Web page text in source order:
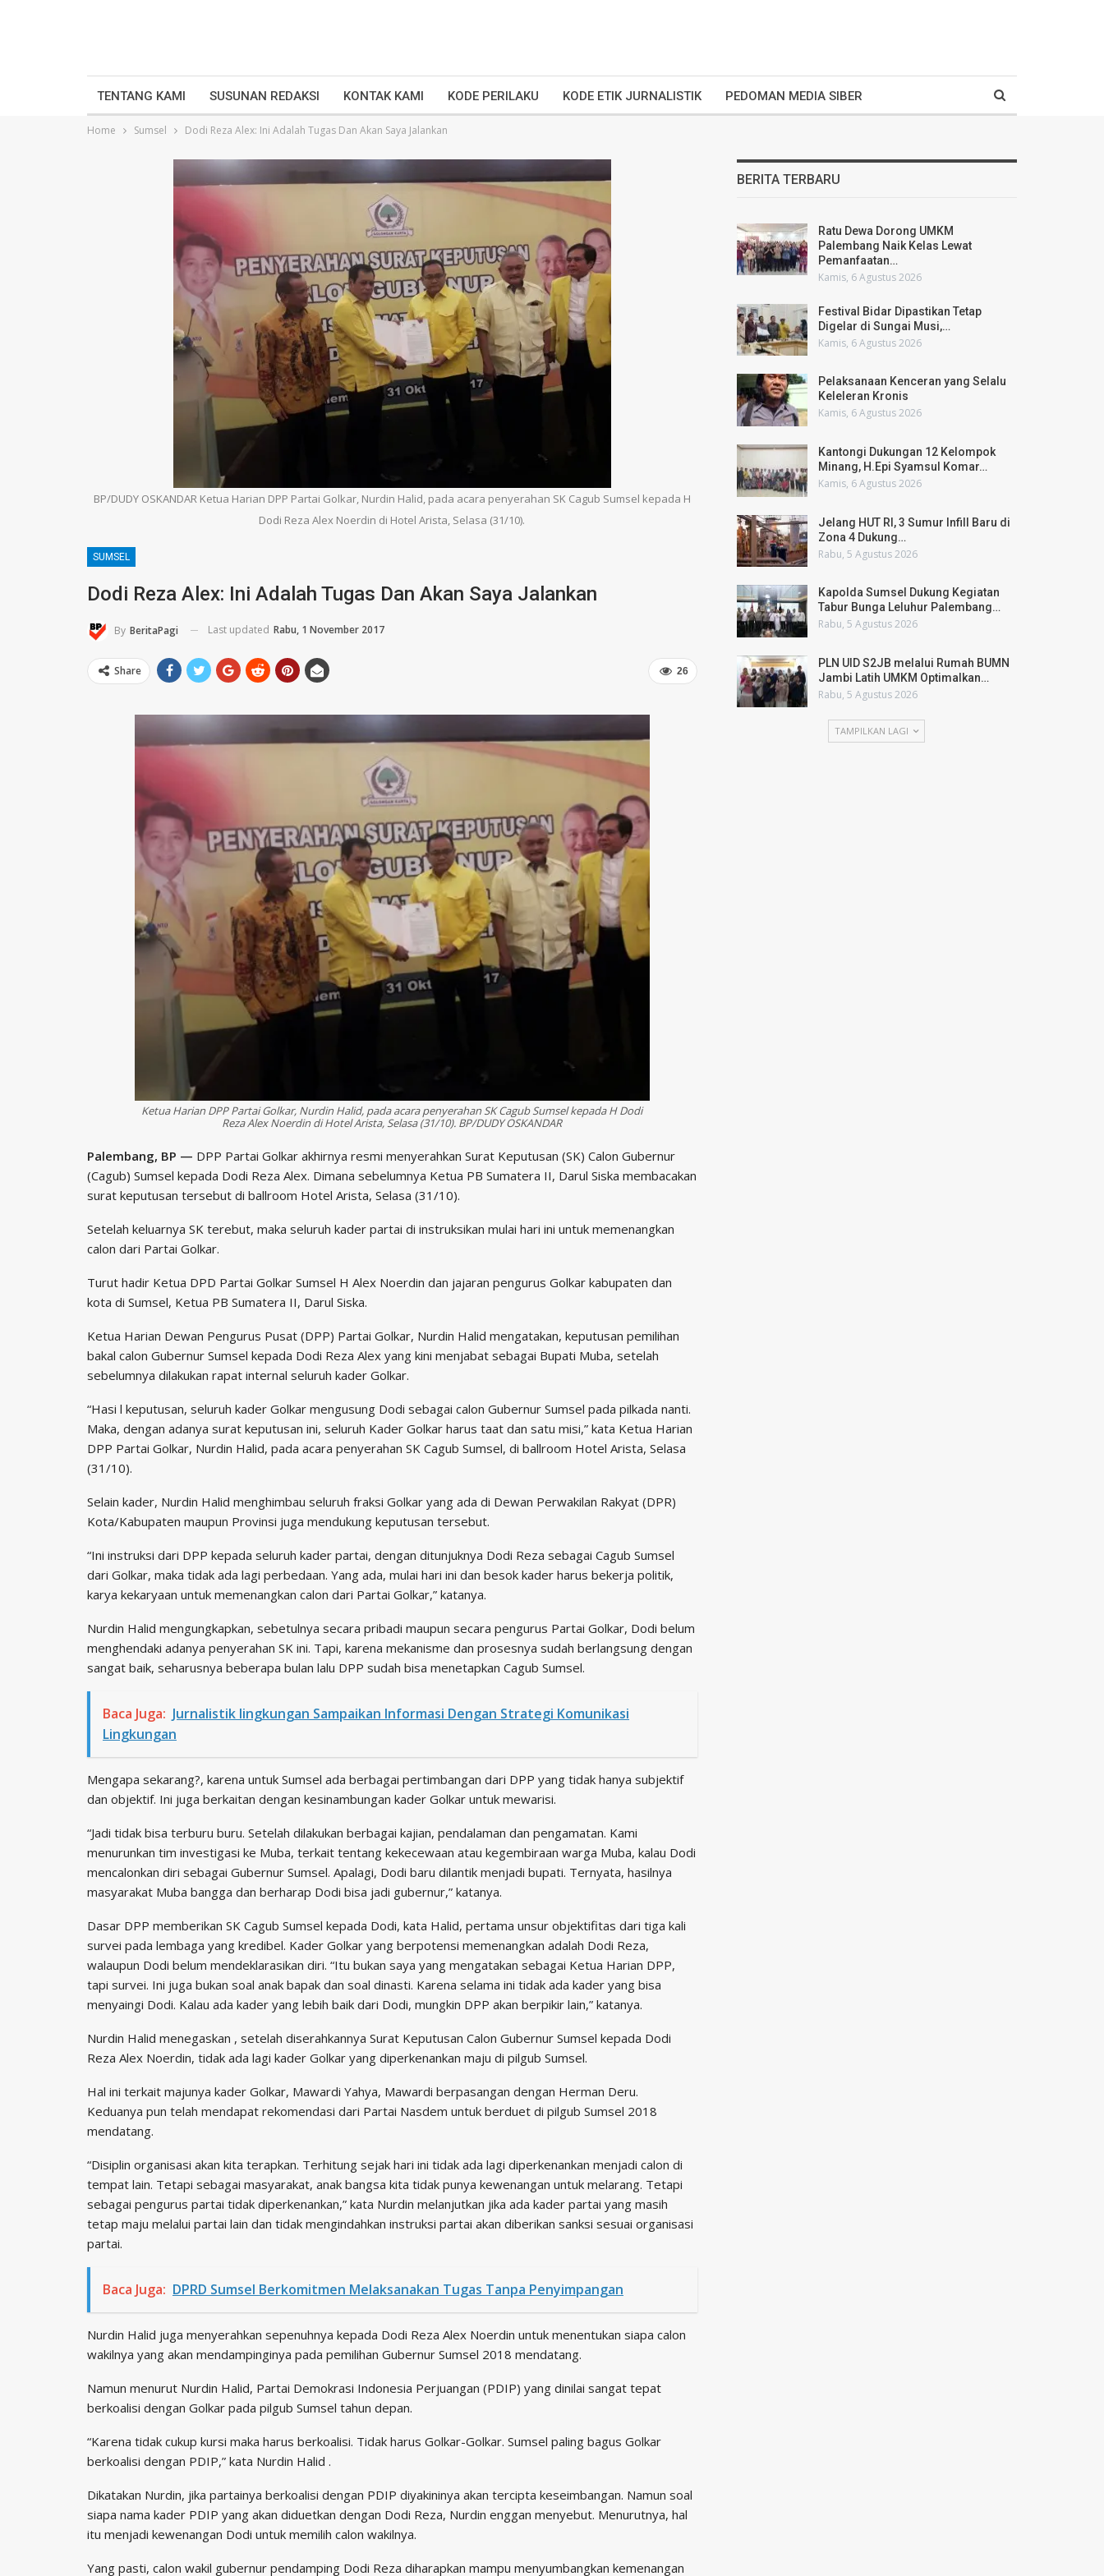
TENTANG KAMI SUSUNAN REDAKSI KONTAK KAMI KODE PERILAKU KODE ETIK JURNALISTIK PEDOMAN MEDIA SIBER
Home Sumsel Dodi Reza Alex: Ini Adalah Tugas Dan Akan Saya Jalankan
BP/DUDY OSKANDAR Ketua Harian DPP Partai Golkar, Nurdin Halid, pada acara penyerahan SK Cagub Sumsel kepada H
Dodi Reza Alex Noerdin di Hotel Arista, Selasa (31/10).
SUMSEL
Dodi Reza Alex: Ini Adalah Tugas Dan Akan Saya Jalankan
By BeritaPagi Last updated Rabu, 1 November 2017
26
Share
Ketua Harian DPP Partai Golkar, Nurdin Halid, pada acara penyerahan SK Cagub Sumsel kepada H Dodi
Reza Alex Noerdin di Hotel Arista, Selasa (31/10). BP/DUDY OSKANDAR
Palembang, BP — DPP Partai Golkar akhirnya resmi menyerahkan Surat Keputusan (SK) Calon Gubernur
(Cagub) Sumsel kepada Dodi Reza Alex. Dimana sebelumnya Ketua PB Sumatera II, Darul Siska membacakan
surat keputusan tersebut di ballroom Hotel Arista, Selasa (31/10).
Setelah keluarnya SK terebut, maka seluruh kader partai di instruksikan mulai hari ini untuk memenangkan
calon dari Partai Golkar.
Turut hadir Ketua DPD Partai Golkar Sumsel H Alex Noerdin dan jajaran pengurus Golkar kabupaten dan
kota di Sumsel, Ketua PB Sumatera II, Darul Siska.
Ketua Harian Dewan Pengurus Pusat (DPP) Partai Golkar, Nurdin Halid mengatakan, keputusan pemilihan
bakal calon Gubernur Sumsel kepada Dodi Reza Alex yang kini menjabat sebagai Bupati Muba, setelah
sebelumnya dilakukan rapat internal seluruh kader Golkar.
“Hasi l keputusan, seluruh kader Golkar mengusung Dodi sebagai calon Gubernur Sumsel pada pilkada nanti.
Maka, dengan adanya surat keputusan ini, seluruh Kader Golkar harus taat dan satu misi,” kata Ketua Harian
DPP Partai Golkar, Nurdin Halid, pada acara penyerahan SK Cagub Sumsel, di ballroom Hotel Arista, Selasa
(31/10).
Selain kader, Nurdin Halid menghimbau seluruh fraksi Golkar yang ada di Dewan Perwakilan Rakyat (DPR)
Kota/Kabupaten maupun Provinsi juga mendukung keputusan tersebut.
“Ini instruksi dari DPP kepada seluruh kader partai, dengan ditunjuknya Dodi Reza sebagai Cagub Sumsel
dari Golkar, maka tidak ada lagi perbedaan. Yang ada, mulai hari ini dan besok kader harus bekerja politik,
karya kekaryaan untuk memenangkan calon dari Partai Golkar,” katanya.
Nurdin Halid mengungkapkan, sebetulnya secara pribadi maupun secara pengurus Partai Golkar, Dodi belum
menghendaki adanya penyerahan SK ini. Tapi, karena mekanisme dan prosesnya sudah berlangsung dengan
sangat baik, seharusnya beberapa bulan lalu DPP sudah bisa menetapkan Cagub Sumsel.
Baca Juga: J‎urnalistik lingkungan Sampaikan Informasi Dengan Strategi Komunikasi
Lingkungan
Mengapa sekarang?, karena untuk Sumsel ada berbagai pertimbangan dari DPP yang tidak hanya subjektif
dan objektif. Ini juga berkaitan dengan kesinambungan kader Golkar untuk mewarisi.
“Jadi tidak bisa terburu buru. Setelah dilakukan berbagai kajian, pendalaman dan pengamatan. Kami
menurunkan tim investigasi ke Muba, terkait tentang kekecewaan atau kegembiraan warga Muba, kalau Dodi
mencalonkan diri sebagai Gubernur Sumsel. Apalagi, Dodi baru dilantik menjadi bupati. Ternyata, hasilnya
masyarakat Muba bangga dan berharap Dodi bisa jadi gubernur,” katanya.
Dasar DPP memberikan SK Cagub Sumsel kepada Dodi, kata Halid, pertama unsur objektifitas dari tiga kali
survei pada lembaga yang kredibel. Kader Golkar yang berpotensi memenangkan adalah Dodi Reza,
walaupun Dodi belum mendeklarasikan diri. “Itu bukan saya yang mengatakan sebagai Ketua Harian DPP,
tapi survei. Ini juga bukan soal anak bapak dan soal dinasti. Karena selama ini tidak ada kader yang bisa
menyaingi Dodi. Kalau ada kader yang lebih baik dari Dodi, mungkin DPP akan berpikir lain,” katanya.
Nurdin Halid menegaskan , setelah diserahkannya Surat Keputusan Calon Gubernur Sumsel kepada Dodi
Reza Alex Noerdin, tidak ada lagi kader Golkar yang diperkenankan maju di pilgub Sumsel.
Hal ini terkait majunya kader Golkar, Mawardi Yahya, Mawardi berpasangan dengan Herman Deru.
Keduanya pun telah mendapat rekomendasi dari Partai Nasdem untuk berduet di pilgub Sumsel 2018
mendatang.
“Disiplin organisasi akan kita terapkan. Terhitung sejak hari ini tidak ada lagi diperkenankan menjadi calon di
tempat lain. Tetapi sebagai masyarakat, anak bangsa kita tidak punya kewenangan untuk melarang. Tetapi
sebagai pengurus partai tidak diperkenankan,” kata Nurdin melanjutkan jika ada kader partai yang masih
tetap maju melalui partai lain dan tidak mengindahkan instruksi partai akan diberikan sanksi sesuai organisasi
partai.
Baca Juga: DPRD Sumsel Berkomitmen Melaksanakan Tugas Tanpa Penyimpangan
Nurdin Halid juga menyerahkan sepenuhnya kepada Dodi Reza Alex Noerdin untuk menentukan siapa calon
wakilnya yang akan mendampinginya pada pemilihan Gubernur Sumsel 2018 mendatang.
Namun menurut Nurdin Halid, Partai Demokrasi Indonesia Perjuangan (PDIP) yang dinilai sangat tepat
berkoalisi dengan Golkar pada pilgub Sumsel tahun depan.
“Karena tidak cukup kursi maka harus berkoalisi. Tidak harus Golkar-Golkar. Sumsel paling bagus Golkar
berkoalisi dengan PDIP,” kata Nurdin Halid .
Dikatakan Nurdin, jika partainya berkoalisi dengan PDIP diyakininya akan tercipta keseimbangan. Namun soal
siapa nama kader PDIP yang akan diduetkan dengan Dodi Reza, Nurdin enggan menyebut. Menurutnya, hal
itu menjadi kewenangan Dodi untuk memilih calon wakilnya.
Yang pasti, calon wakil gubernur pendamping Dodi Reza diharapkan mampu menyumbangkan kemenangan
BERITA TERBARU
Ratu Dewa Dorong UMKM
Palembang Naik Kelas Lewat
Pemanfaatan…
Kamis, 6 Agustus 2026
Festival Bidar Dipastikan Tetap
Digelar di Sungai Musi,…
Kamis, 6 Agustus 2026
Pelaksanaan Kenceran yang Selalu
Keleleran Kronis
Kamis, 6 Agustus 2026
Kantongi Dukungan 12 Kelompok
Minang, H.Epi Syamsul Komar…
Kamis, 6 Agustus 2026
Jelang HUT RI, 3 Sumur Infill Baru di
Zona 4 Dukung…
Rabu, 5 Agustus 2026
Kapolda Sumsel Dukung Kegiatan
Tabur Bunga Leluhur Palembang…
Rabu, 5 Agustus 2026
PLN UID S2JB melalui Rumah BUMN
Jambi Latih UMKM Optimalkan…
Rabu, 5 Agustus 2026
TAMPILKAN LAGI